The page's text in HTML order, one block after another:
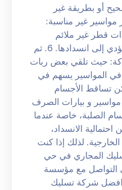
أو بطريقة غير
مواسير غير مناسبة:
قطر غير ملائم
للاستخدام يمكن أن يؤدي إلى انسدادها. 6. ثم
حيث تلقي بعض ربات
في المواسير يسهم في
المشكلة. 7. لكن تساقط الأجسام
و بيارات الصرف
الصلبة، خاصة عندما
الانسداد،
لذلك إذا كنت
المجاري في حي
التواصل مع مؤسسة
افضل شركة تسليك